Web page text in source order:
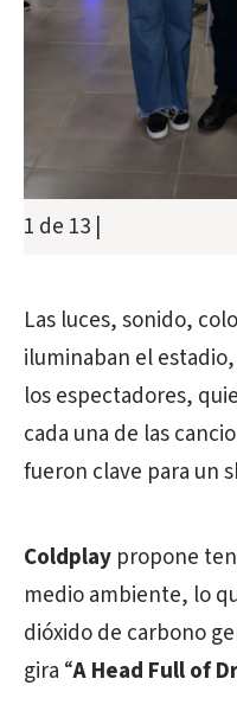
1 de 13 |
Las luces, sonido,
iluminaban el
los espectadores,
cada una de las
fueron clave para un
Coldplay propone
medio ambiente, lo
dióxido de carbono
gira “A Head Full of